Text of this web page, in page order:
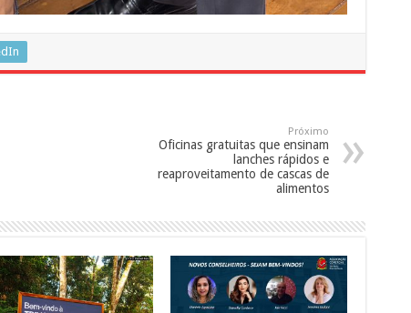
Próximo
Oficinas gratuitas que ensinam
lanches rápidos e
reaproveitamento de cascas de
alimentos